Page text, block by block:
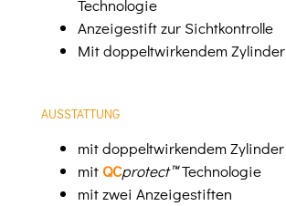
Technologie
Anzeigestift zur Sichtkontrolle
Mit doppeltwirkendem Zylinder
AUSSTATTUNG
mit doppeltwirkendem Zylinder
mit QCprotect™Technologie
mit zwei Anzeigestiften